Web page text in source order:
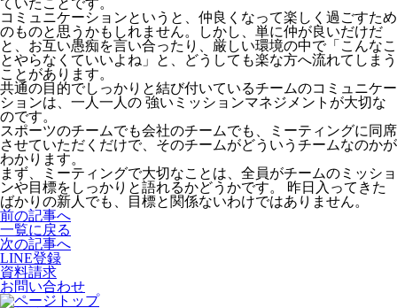
ていたことです。
コミュニケーションというと、仲良くなって楽しく過ごすため
のものと思うかもしれません。しかし、単に仲が良いだけだ
と、お互い愚痴を言い合ったり、厳しい環境の中で「こんなこ
とやらなくていいよね」と、どうしても楽な方へ流れてしまう
ことがあります。
共通の目的でしっかりと結び付いているチームのコミュニケー
ションは、一人一人の 強いミッションマネジメントが大切な
のです。
スポーツのチームでも会社のチームでも、ミーティングに同席
させていただくだけで、そのチームがどういうチームなのかが
わかります。
まず、ミーティングで大切なことは、全員がチームのミッショ
ンや目標をしっかりと語れるかどうかです。 昨日入ってきた
ばかりの新人でも、目標と関係ないわけではありません。
前の記事へ
一覧に戻る
次の記事へ
LINE登録
資料請求
お問い合わせ